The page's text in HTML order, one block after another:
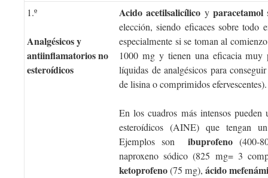
1.º
Analgésicos y
antiinflamatorios no
esteroídicos
Acido acetilsalicílico y paracetamol
elección, siendo eficaces sobre todo
especialmente si se toman al
1000 mg y tienen una eficacia muy
líquidas de analgésicos para
de lisina o comprimidos efervescentes).
En los cuadros más intensos
esteroídicos (AINE) que tengan
Ejemplos sonibuprofeno
naproxeno sódico (825 mg= 3
ketoprofeno(75 mg), ácido